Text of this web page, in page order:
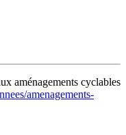
aménagements cyclables
amenagements-